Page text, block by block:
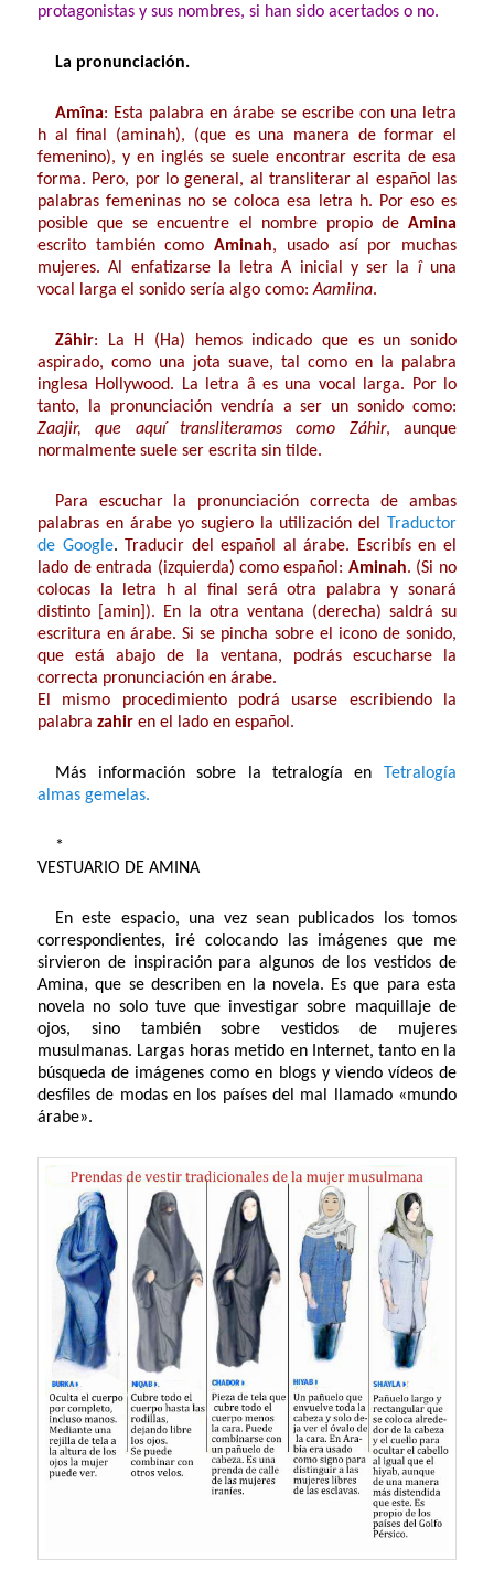
protagonistas y sus nombres, si han sido acertados o no.
La pronunciación.
Amîna: Esta palabra en árabe se escribe con una letra
h al final (aminah), (que es una manera de formar el
femenino), y en inglés se suele encontrar escrita de esa
forma. Pero, por lo general, al transliterar al español las
palabras femeninas no se coloca esa letra h. Por eso es
posible que se encuentre el nombre propio de Amina
escrito también comoAminah, usado así por muchas
mujeres. Al enfatizarse la letra A inicial y ser la îuna
vocal larga el sonido sería algo como:Aamiina.
Zâhir: La H (Ha) hemos indicado que es un sonido
aspirado, como una jota suave, tal como en la palabra
inglesa Hollywood. La letra â es una vocal larga. Por lo
tanto, la pronunciación vendría a ser un sonido como:
Zaajir, que aquí transliteramos como Záhir, aunque
normalmente suele ser escrita sin tilde.
Para escuchar la pronunciación correcta de ambas
palabras en árabe yo sugiero la utilización del
Traductor
de Google.Traducir del español al árabe. Escribís en el
lado de entrada (izquierda) como español: Aminah. (Si no
colocas la letra h al final será otra palabra y sonará
distinto [amin] ). En la otra ventana (derecha) saldrá su
escritura en árabe. Si se pincha sobre el icono de sonido,
que está abajo de la ventana, podrás escucharse la
correcta pronunciación en árabe.
El mismo procedimiento podrá usarse escribiendo la
palabrazahir en el lado en español.
Más información sobre la tetralogía en Tetralogía
almas gemelas.
*
VESTUARIO DE AMINA
En este espacio, una vez sean publicados los tomos
correspondientes, iré colocando las imágenes que me
sirvieron de inspiración para algunos de los vestidos de
Amina, que se describen en la novela. Es que para esta
novela no solo tuve que investigar sobre maquillaje de
ojos, sino también sobre vestidos de mujeres
musulmanas. Largas horas metido en Internet, tanto en la
búsqueda de imágenes como en blogs y viendo vídeos de
desfiles de modas en los países del mal llamado «mundo
árabe».